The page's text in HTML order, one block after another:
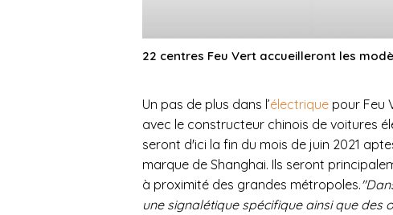
22 centres Feu Vert accueilleront les
Un pas de plus dans l’électrique pour Feu
avec le constructeur chinois de voitures
seront d'ici la fin du mois de juin 2021
marque de Shanghai. Ils seront
à proximité des grandes métropoles.
une signalétique spécifique ainsi que